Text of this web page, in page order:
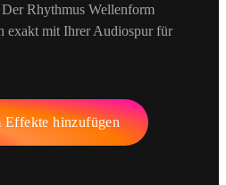
Rhythmus Wellenform
exakt mit Ihrer Audiospur für
Effekte hinzufügen